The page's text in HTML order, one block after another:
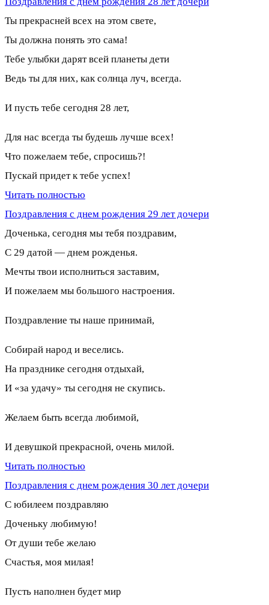
Ты прекрасней всех на этом свете,
Ты должна понять это сама!
Тебе улыбки дарят всей планеты дети
Ведь ты для них, как солнца луч, всегда.
И пусть тебе сегодня 28 лет,
Для нас всегда ты будешь лучше всех!
Что пожелаем тебе, спросишь?!
Пускай придет к тебе успех!
Читать полностью
Поздравления с днем рождения 29 лет дочери
Доченька, сегодня мы тебя поздравим,
С 29 датой — днем рожденья.
Мечты твои исполниться заставим,
И пожелаем мы большого настроения.
Поздравление ты наше принимай,
Собирай народ и веселись.
На празднике сегодня отдыхай,
И «за удачу» ты сегодня не скупись.
Желаем быть всегда любимой,
И девушкой прекрасной, очень милой.
Читать полностью
Поздравления с днем рождения 30 лет дочери
С юбилеем поздравляю
Доченьку любимую!
От души тебе желаю
Счастья, моя милая!
Пусть наполнен будет мир